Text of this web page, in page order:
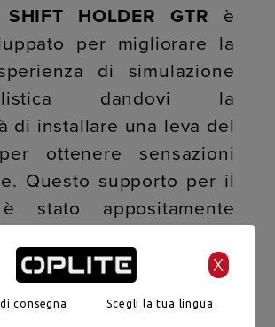
SHIFT HOLDER GTR è
per migliorare la
di simulazione
dandovi la
di installare una leva del
ottenere sensazioni
Questo supporto per il
stato appositamente
di abitacoli della serie
Proprio come il vostro
il suo design è ispirato al
X
consegna Scegli la tua lingua